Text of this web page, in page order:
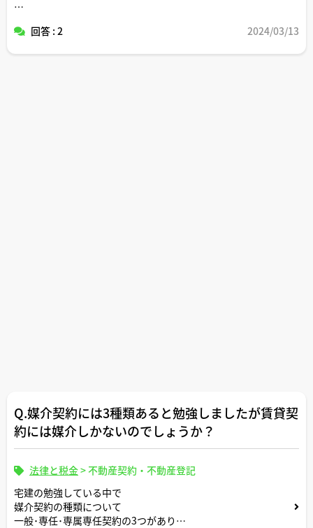
かについての理由も教えていただけますと有難いです（元
回答 : 2 2024/03/13
Q.媒介契約には3種類あると勉強しましたが賃貸契
約には媒介しかないのでしょうか？
法律と税金>不動産契約・不動産登記
宅建の勉強している中で
媒介契約の種類について
一般･専任･専属専任契約の3つがあり